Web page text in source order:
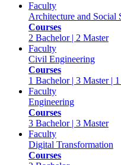
Faculty
Architecture and Social
Courses
2 Bachelor | 2 Master
Faculty
Civil Engineering
Courses
1 Bachelor | 3 Master |
Faculty
Engineering
Courses
3 Bachelor | 3 Master
Faculty
Digital Transformation
Courses